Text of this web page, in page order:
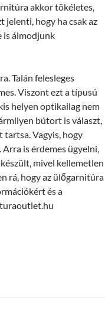
akkor tökéletes,
jelenti, hogy ha csak az
is álmodjunk
Talán felesleges
Viszont ezt a típusú
helyen optikailag nem
bútort is választ,
tartsa. Vagyis, hogy
is érdemes ügyelni,
mivel kellemetlen
rá, hogy az ülőgarnitúra
és a